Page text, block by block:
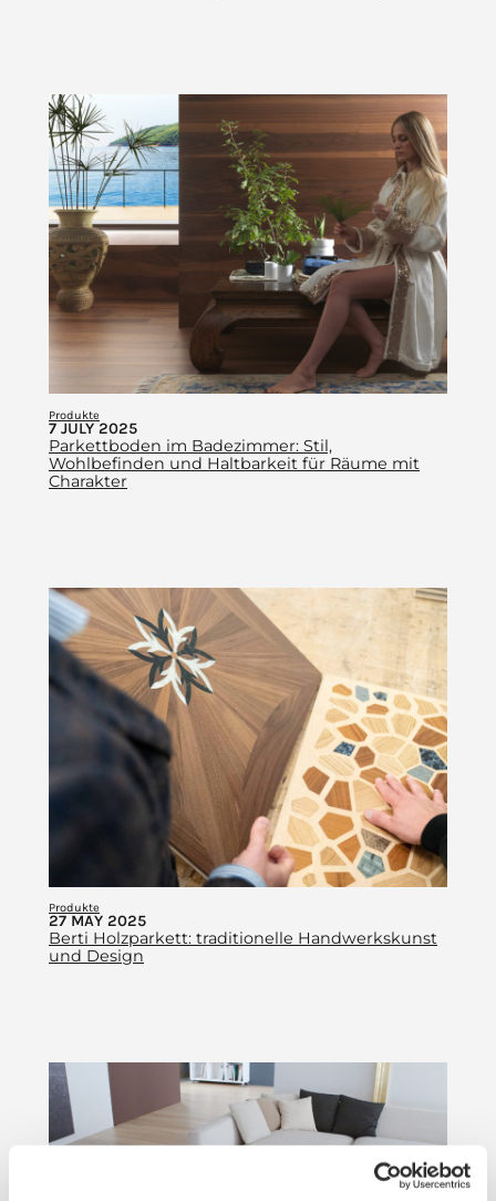
Produkte
7 JULY 2025
Parkettboden im Badezimmer: Stil,
Wohlbefinden und Haltbarkeit für Räume mit
Charakter
Produkte
27 MAY 2025
Berti Holzparkett: traditionelle Handwerkskunst
und Design